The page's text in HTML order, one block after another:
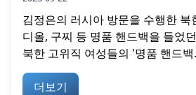
김정은의 러시아 방문을 수행한 북
디올, 구찌 등 명품 핸드백을 들었
북한 고위직 여성들의 '명품 핸드백
더보기